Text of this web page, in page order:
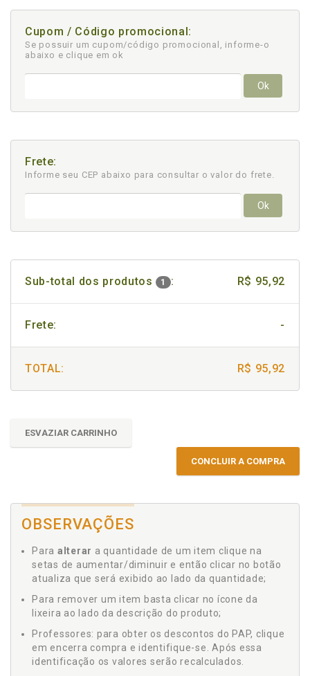
Cupom / Código promocional:
Se possuir um cupom/código promocional, informe-o
abaixo e clique em ok
Ok
Frete:
Informe seu CEP abaixo para consultar o valor do frete.
Ok
Sub-total dos produtos 1 : R$ 95,92
Frete: -
TOTAL: R$ 95,92
ESVAZIAR CARRINHO
CONCLUIR A COMPRA
OBSERVAÇÕES
Para alterar a quantidade de um item clique na
setas de aumentar/diminuir e então clicar no botão
atualiza que será exibido ao lado da quantidade;
Para remover um item basta clicar no ícone da
lixeira ao lado da descrição do produto;
Professores: para obter os descontos do PAP, clique
em encerra compra e identifique-se. Após essa
identificação os valores serão recalculados.